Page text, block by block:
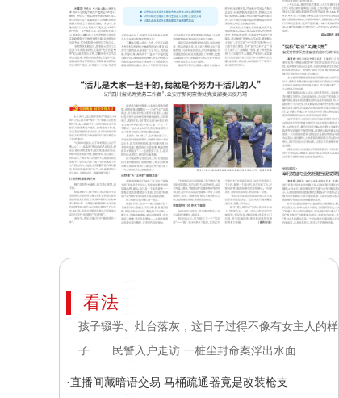
看法
孩子辍学、灶台落灰，这日子过得不像有女主人的样
子……民警入户走访 一桩尘封命案浮出水面
·直播间藏暗语交易 马桶疏通器竟是改装枪支